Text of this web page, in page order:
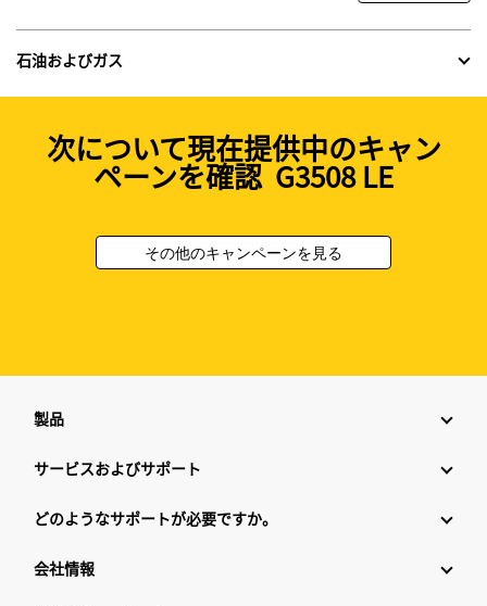
石油およびガス
次について現在提供中のキャン
ペーンを確認 G3508 LE
その他のキャンペーンを見る
製品
サービスおよびサポート
どのようなサポートが必要ですか。
会社情報